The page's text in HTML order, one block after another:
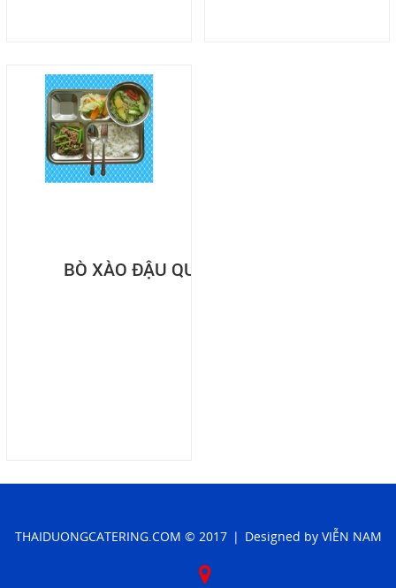
BÒ XÀO ĐẬU QUE
THAIDUONGCATERING.COM © 2017 | Designed by VIỄN NAM